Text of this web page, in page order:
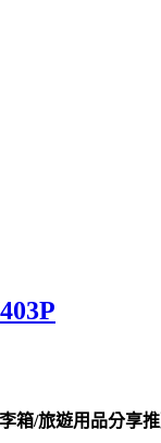
箱/旅遊用品分享